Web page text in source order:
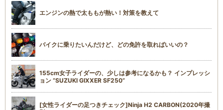
エンジンの熱で太ももが熱い！対策を教えて
バイクに乗りたいんだけど、どの免許を取ればいいの？
155cm女子ライダーの、少しは参考になるかも？ インプレッシ
ョン “SUZUKI GIXXER SF250”
[女性ライダーの足つきチェック]Ninja H2 CARBON(2020年撮